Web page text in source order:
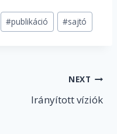
#publikáció #sajtó
NEXT
Irányított víziók